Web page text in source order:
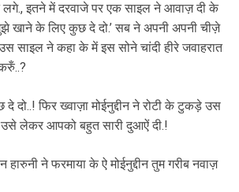
इतने में दरवाजे पर एक साइल ने आवाज़ दी के
खाने के लिए कुछ दे दो.’ सब ने अपनी अपनी चीज़े
साइल ने कहा के में इस सोने चांदी हीरे जवाहरात
दो..! फिर ख्वाज़ा मोईनुद्दीन ने रोटी के टुकड़े उस
लेकर आपको बहुत सारी दुआऐं दी.!
हारुनी ने फरमाया के ऐ मोईनुद्दीन तुम गरीब नवाज़